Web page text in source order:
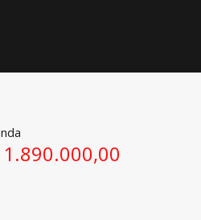
1.890.000,00